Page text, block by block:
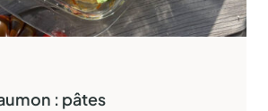
: pâtes